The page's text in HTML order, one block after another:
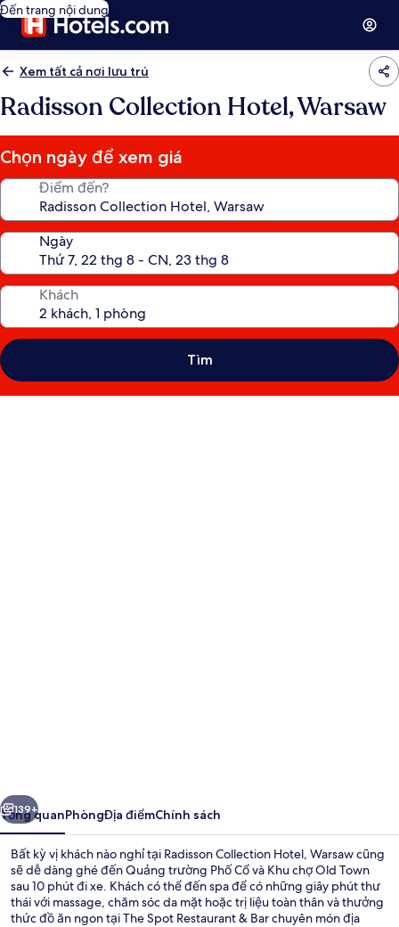
Đến trang nội dung
Xem tất cả nơi lưu trú
Radisson Collection Hotel, Warsaw
Chọn ngày để xem giá
Điểm đến?
Ngày
Khách
Tìm
Tiếp
139+
Tổng quanPhòngĐịa điểmChính sách
Bất kỳ vị khách nào nghỉ tại Radisson Collection Hotel, Warsaw cũng
sẽ dễ dàng ghé đến Quảng trường Phố Cổ và Khu chợ Old Town
sau 10 phút đi xe. Khách có thể đến spa để có những giây phút thư
thái với massage, chăm sóc da mặt hoặc trị liệu toàn thân và thưởng
thức đồ ăn ngon tại The Spot Restaurant & Bar chuyên món địa